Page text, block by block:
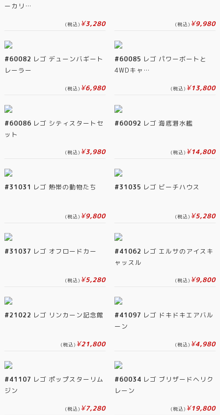
ーカリ…
(税込) ¥3,280 (税込) ¥9,980
#60082 レゴ デューンバギート
レーラー
(税込) ¥6,980
#60085 レゴ パワーボートと
4WDキャ…
(税込) ¥13,800
#60086 レゴ シティスタートセ
ット
(税込) ¥3,980
#60092 レゴ 海底潜水艦
(税込) ¥14,800
#31031 レゴ 熱帯の動物たち
(税込) ¥9,800
#31035 レゴ ビーチハウス
(税込) ¥5,280
#31037 レゴ オフロードカー
(税込) ¥5,280
#41062 レゴ エルサのアイスキ
ャッスル
(税込) ¥9,800
#21022 レゴ リンカーン記念館
(税込) ¥21,800
#41097 レゴ ドキドキエアバル
ーン
(税込) ¥4,980
#41107 レゴ ポップスターリム
ジン
(税込) ¥7,280
#60034 レゴ ブリザードヘリク
レーン
(税込) ¥19,800